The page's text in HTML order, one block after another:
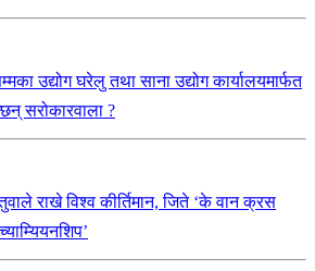
उद्योग घरेलु तथा साना उद्योग कार्यालयमार्फत
सरोकारवाला ?
राखे विश्व कीर्तिमान, जिते ‘के वान क्रस